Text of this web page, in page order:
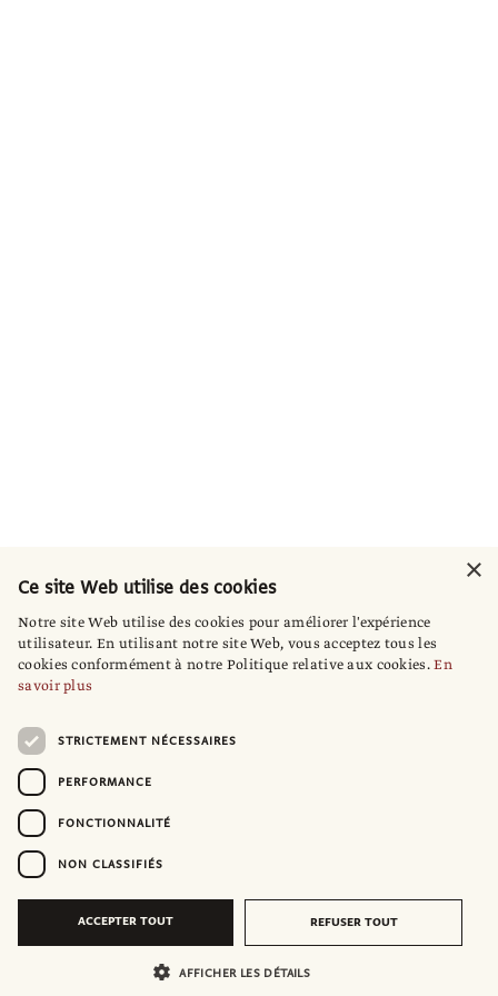
×
Ce site Web utilise des cookies
Notre site Web utilise des cookies pour améliorer l'expérience
utilisateur. En utilisant notre site Web, vous acceptez tous les
cookies conformément à notre Politique relative aux cookies.En
savoir plus
STRICTEMENT NÉCESSAIRES
PERFORMANCE
FONCTIONNALITÉ
NON CLASSIFIÉS
ACCEPTER TOUT REFUSER TOUT
AFFICHER LES DÉTAILS